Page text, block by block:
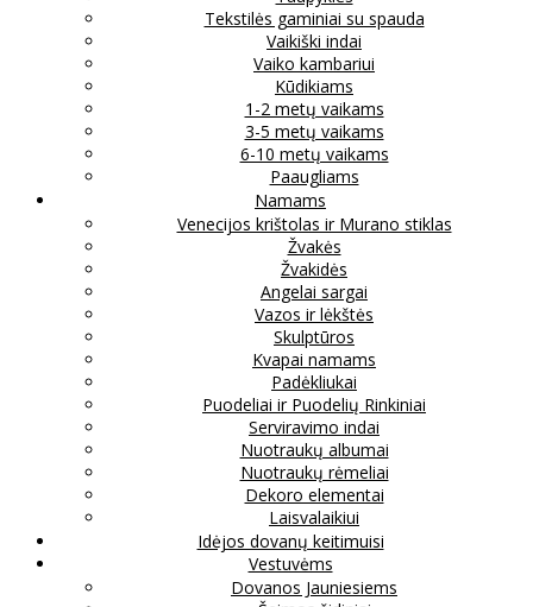
Tekstilės gaminiai su spauda
Vaikiški indai
Vaiko kambariui
Kūdikiams
1-2 metų vaikams
3-5 metų vaikams
6-10 metų vaikams
Paaugliams
Namams
Venecijos krištolas ir Murano stiklas
Žvakės
Žvakidės
Angelai sargai
Vazos ir lėkštės
Skulptūros
Kvapai namams
Padėkliukai
Puodeliai ir Puodelių Rinkiniai
Serviravimo indai
Nuotraukų albumai
Nuotraukų rėmeliai
Dekoro elementai
Laisvalaikiui
Idėjos dovanų keitimuisi
Vestuvėms
Dovanos Jauniesiems